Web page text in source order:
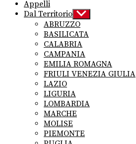
Appelli
Dal Territorio Show
sub
menu
ABRUZZO
BASILICATA
CALABRIA
CAMPANIA
EMILIA ROMAGNA
FRIULI VENEZIA GIULIA
LAZIO
LIGURIA
LOMBARDIA
MARCHE
MOLISE
PIEMONTE